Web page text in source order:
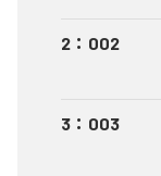
2 ： 002
3 ： 003